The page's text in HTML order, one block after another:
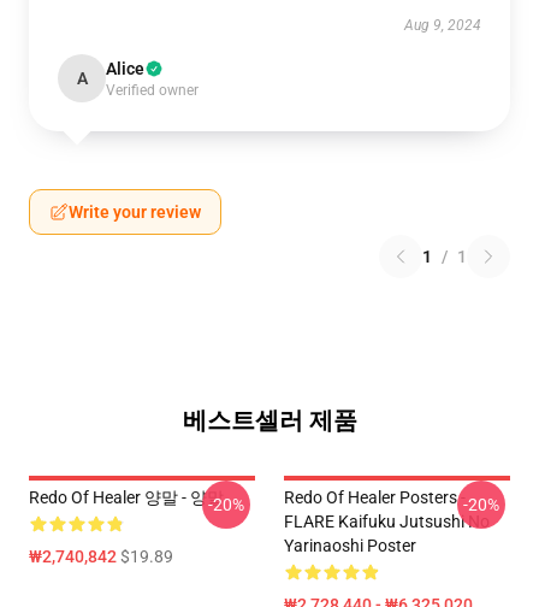
Aug 9, 2024
A Alice
Verified owner
Write your review
1 / 1
베스트셀러 제품
Redo Of Healer 양말 - 양말
₩2,740,842$19.89
-20%
Redo Of Healer Posters -
FLARE Kaifuku Jutsushi No
Yarinaoshi Poster
-20%